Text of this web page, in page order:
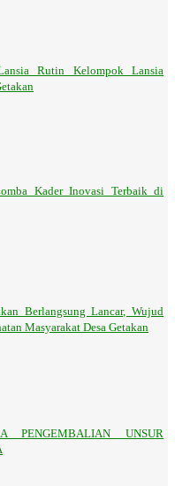
Rutin Kelompok Lansia
Kader Inovasi Terbaik di
Berlangsung Lancar, Wujud
Masyarakat Desa Getakan
PENGEMBALIAN UNSUR